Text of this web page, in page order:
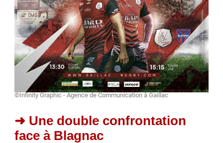
©Infinity Graphic - Agence de Communication à Gaillac
➜ Une double confrontation
face à Blagnac